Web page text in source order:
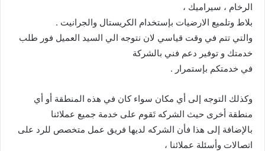
الرخام ، سيراميك ،
بلاط وتلميع الارضيات بإستخدام الكريستال والجرانيت .
والتي تتم في وقت قياسي لان نتوجه الي السيد العميل فور طلب
خدمتك و توفير دعم فني بالشركة
في خدمتكم بإستمرار .
وكذلك التوجه إلى أي مكان سواء كان في هذه المنطقة أو أي
منطقة أخرى حيث الشركه تَقوم على خدمة جميع عملائنا
بالإضافة إلى هذا فأن الشركه لديها فريق عمل متخصص للرد على
اتصالات وأسئلة عملائنا ،